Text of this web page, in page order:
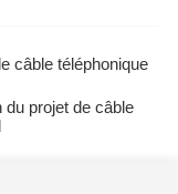
câble téléphonique
projet de câble